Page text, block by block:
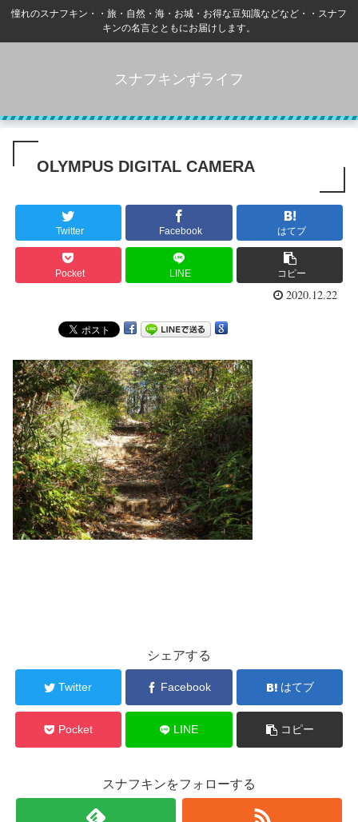
憧れのスナフキン・・旅・自然・海・お城・お得な豆知識などなど・・スナフ
キンの名言とともにお届けします。
スナフキンずライフ
OLYMPUS DIGITAL CAMERA
Twitter Facebook はてブ
Pocket LINE コピー
2020.12.22
シェアする
Twitter Facebook はてブ
Pocket LINE コピー
スナフキンをフォローする